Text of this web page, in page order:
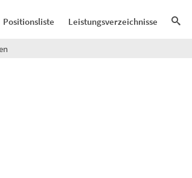
Positionsliste Leistungsverzeichnisse